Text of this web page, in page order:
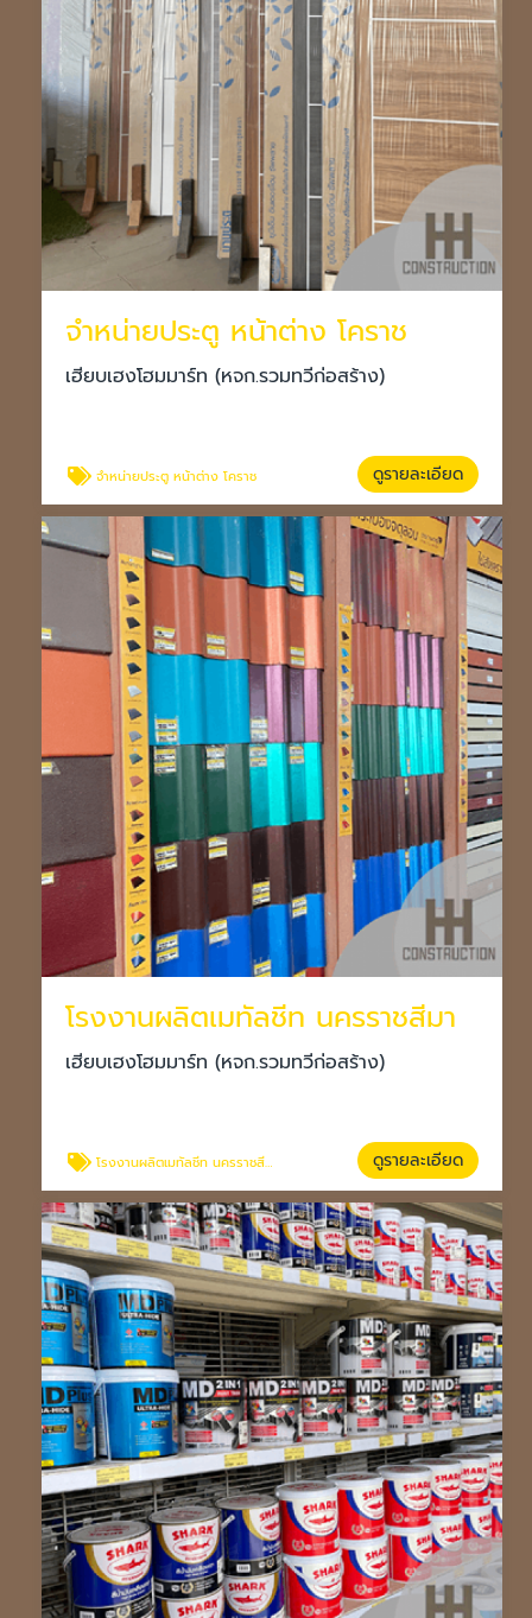
จำหน่ายประตู หน้าต่าง โคราช
เฮียบเฮงโฮมมาร์ท (หจก.รวมทวีก่อสร้าง)
จำหน่ายประตู หน้าต่าง โคราช ดูรายละเอียด
โรงงานผลิตเมทัลชีท นครราชสีมา
เฮียบเฮงโฮมมาร์ท (หจก.รวมทวีก่อสร้าง)
โรงงานผลิตเมทัลชีท นครราชสีมา ดูรายละเอียด